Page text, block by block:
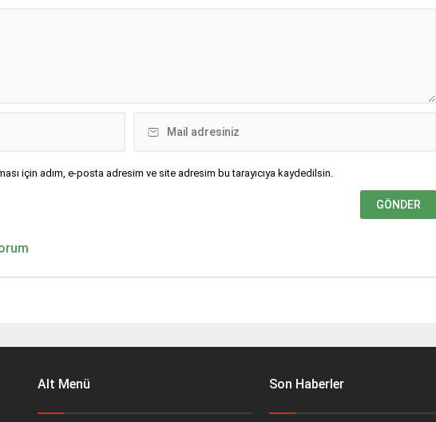
için adım, e-posta adresim ve site adresim bu tarayıcıya kaydedilsin.
Alt Menü Son Haberler